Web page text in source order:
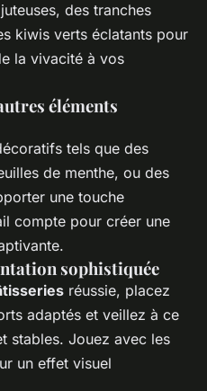
des tranches
kiwis verts éclatants pour
la vivacité à vos
éléments
tels que des
de menthe, ou des
une touche
compte pour créer une
sophistiquée
réussie, placez
adaptés et veillez à ce
stables. Jouez avec les
un effet visuel